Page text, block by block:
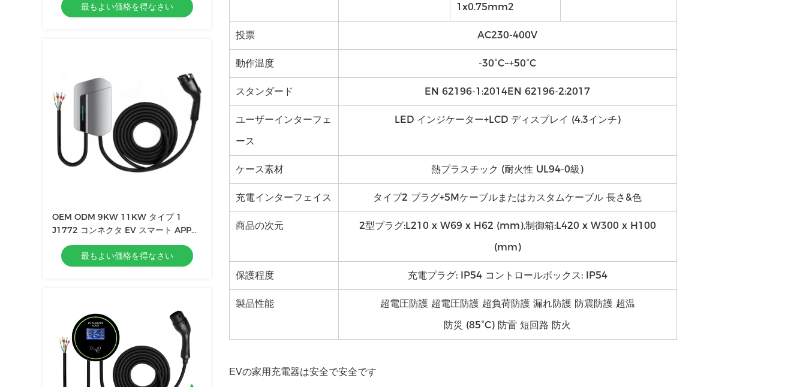
最もよい価格を得なさい
OEM ODM 9KW 11KW タイプ 1
J1772 コンネクタ EV スマート APP
EV 車 EV ホーム 充電ステーション EV
充電器
最もよい価格を得なさい
1x0.75mm2
投票 AC230-400V
動作温度 -30°C~+50°C
スタンダード EN 62196-1:2014EN 62196-2:2017
ユーザーインターフェ
ース
LED インジケーター+LCD ディスプレイ (4.3インチ)
ケース素材 熱プラスチック (耐火性 UL94-0級)
充電インターフェイス タイプ2 プラグ+5Mケーブルまたはカスタムケーブル 長さ&色
商品の次元
2型プラグ:L210 x W69 x H62 (mm),制御箱:L420 x W300 x H100
(mm)
保護程度 充電プラグ: IP54 コントロールボックス: IP54
製品性能
超電圧防護 超電圧防護 超負荷防護 漏れ防護 防震防護 超温
防災 (85°C) 防雷 短回路 防火
EVの家用充電器は安全で安全です